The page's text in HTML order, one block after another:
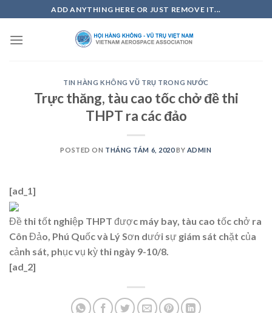
to
content
ADD ANYTHING HERE OR JUST REMOVE IT...
TIN HÀNG KHÔNG VŨ TRỤ TRONG NƯỚC
Trực thăng, tàu cao tốc chở đề thi
THPT ra các đảo
POSTED ON THÁNG TÁM 6, 2020BY ADMIN
[ad_1]
Đề thi tốt nghiệp THPT được máy bay, tàu cao tốc chở ra
Côn Đảo, Phú Quốc và Lý Sơn dưới sự giám sát chặt của
cảnh sát, phục vụ kỳ thi ngày 9-10/8.
[ad_2]